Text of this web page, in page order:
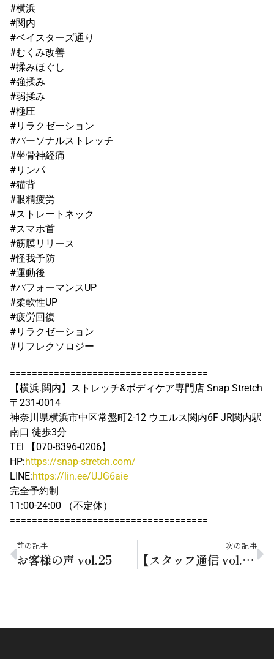
#横浜
#関内
#ベイスターズ通り
#むくみ改善
#揉みほぐし
#強揉み
#弱揉み
#極圧
#リラクゼーション
#パーソナルストレッチ
#坐骨神経痛
#リンパ
#猫背
#眼精疲労
#ストレートネック
#スマホ首
#筋膜リリース
#怪我予防
#運動後
#パフォーマンスUP
#柔軟性UP
#疲労回復
#リラクゼーション
#リフレクソロジー
====================================
【横浜.関内】ストレッチ&ボディケア専門店 Snap Stretch
〒231-0014
神奈川県横浜市中区常盤町2-12 ウエルス関内6F JR関内駅
南口 徒歩3分
TEl 【070-8396-0206】
HP:https://snap-stretch.com/
LINE:https://lin.ee/UJG6aie
完全予約制
11:00-24:00 （不定休）
====================================
前の記事
お客様の声 vol.25
次の記事
【スタッフ通信 vol.14】エアコン冷え